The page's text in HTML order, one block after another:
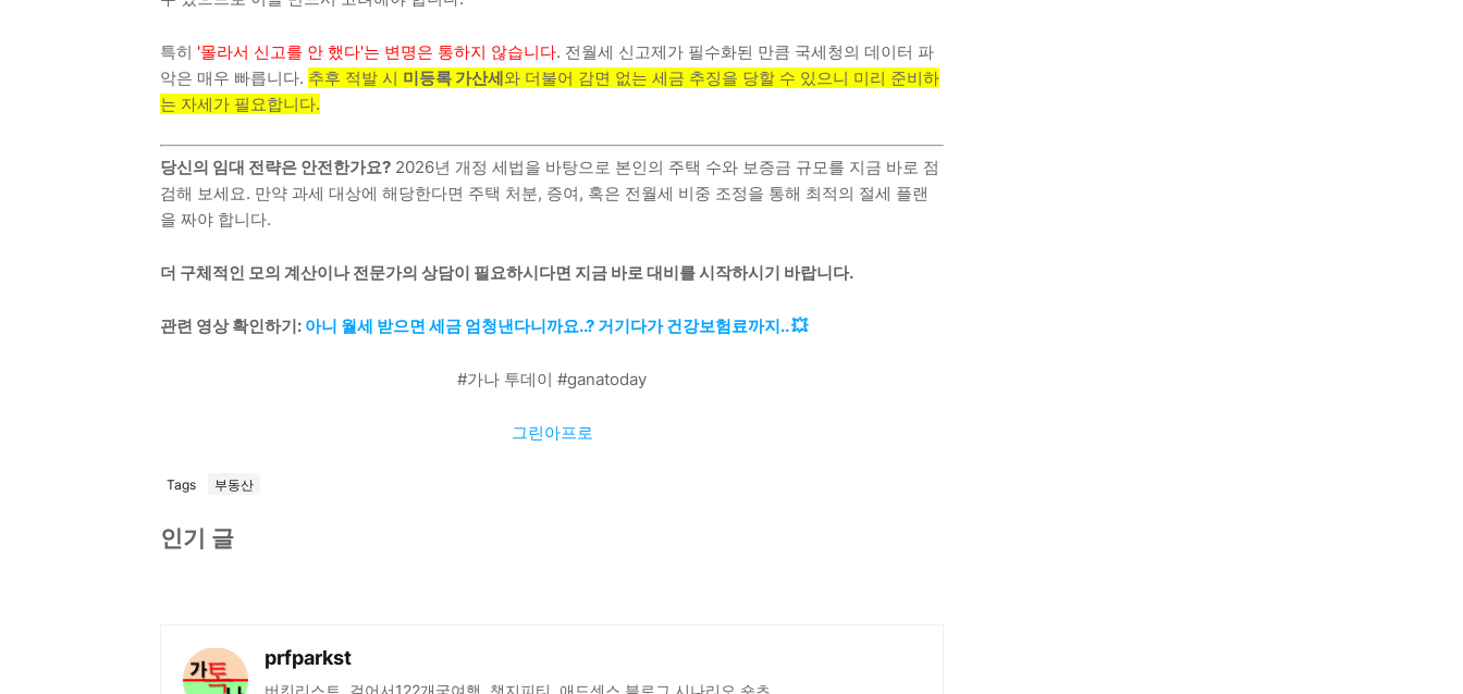
특히 '몰라서 신고를 안 했다'는 변명은 통하지 않습니다. 전월세 신고제가 필수화된 만큼 국세청의 데이터 파
악은 매우 빠릅니다. 추후 적발 시 미등록 가산세와 더불어 감면 없는 세금 추징을 당할 수 있으니 미리 준비하
는 자세가 필요합니다.
당신의 임대 전략은 안전한가요? 2026년 개정 세법을 바탕으로 본인의 주택 수와 보증금 규모를 지금 바로 점
검해 보세요. 만약 과세 대상에 해당한다면 주택 처분, 증여, 혹은 전월세 비중 조정을 통해 최적의 절세 플랜
을 짜야 합니다.
더 구체적인 모의 계산이나 전문가의 상담이 필요하시다면 지금 바로 대비를 시작하시기 바랍니다.
관련 영상 확인하기: 아니 월세 받으면 세금 엄청낸다니까요..? 거기다가 건강보험료까지.. 💥
#가나 투데이 #ganatoday
그린아프로
Tags 부동산
인기 글
prfparkst